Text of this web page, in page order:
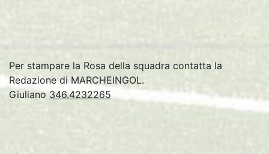
Per stampare la Rosa della squadra contatta la
Redazione di MARCHEINGOL.
Giuliano346.4232265